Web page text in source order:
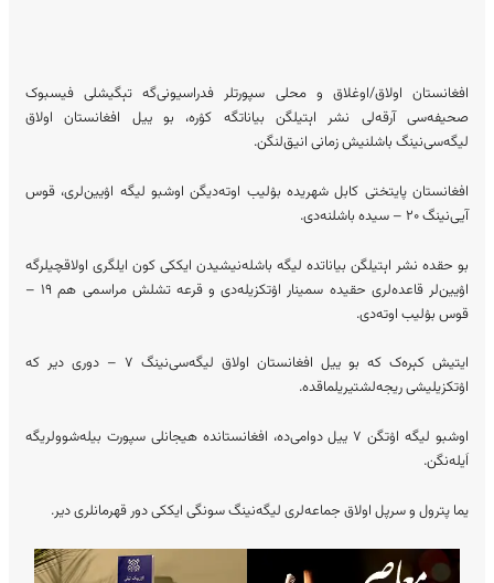
افغانستان اولاق/اوغلاق و محلی سپورتلر فدراسیونی‌گه تېگیشلی فیسبوک
صحیفه‌سی آرقه‌لی نشر اېتیلگن بیاناتگه کۉره، بو ییل افغانستان اولاق
لیگه‌سی‌نینگ باشلنیش زمانی انیق‎‌لنگن.
افغانستان پایتختی کابل شهریده بۉلیب اوته‌دیگن اوشبو لیگه اۉیین‌لری، قوس
آیی‌نینگ ۲۰ – سیده باشلنه‌دی.
بو حقده نشر اېتیلگن بیاناتده لیگه باشله‌نیشیدن ایککی کون ایلگری اولاقچیلرگه
اۉیین‌لر قاعده‌لری حقیده سمینار اۉتکزیله‌دی و قرعه تشلش مراسمی هم ۱۹ –
قوس بۉلیب اوته‌دی.
ایتیش کېره‌ک که بو ییل افغانستان اولاق لیگه‌سی‌نینگ ۷ – دوری دیر که
اۉتکزیلیشی ریجه‌لشتیریلماقده.
اوشبو لیگه اۉتگن ۷ ییل دوامی‌ده، افغانستانده هیجانلی سپورت بیله‌شوولریگه
اَیله‌نگن.
یما پترول و سرپل اولاق جماعه‌لری لیگه‌نینگ سونگی ایککی دور قهرمانلری دیر.